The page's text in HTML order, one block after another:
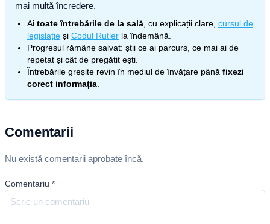
mai multă încredere.
Ai toate întrebările de la sală , cu explicații clare, cursul de
legislație și Codul Rutier la îndemână.
Progresul rămâne salvat: știi ce ai parcurs, ce mai ai de
repetat și cât de pregătit ești.
Întrebările greșite revin în mediul de învățare până fixezi
corect informația
Comentarii
Nu există comentarii aprobate încă.
Comentariu *